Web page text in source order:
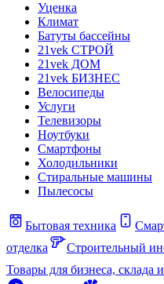
Уценка
Климат
Батуты бассейны
21vek СТРОЙ
21vek ДОМ
21vek БИЗНЕС
Велосипеды
Услуги
Телевизоры
Ноутбуки
Смартфоны
Холодильники
Стиральные машины
Пылесосы
Бытовая техника
отделка
Строительный
Товары для бизнеса, склада